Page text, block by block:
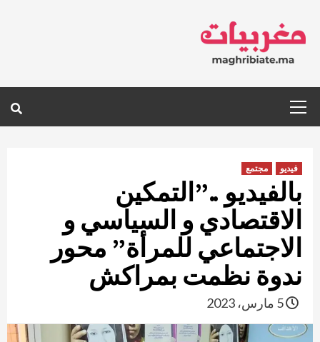
content
Menu
فيديو مجتمع
بالفيديو ..”التمكين
الاقتصادي و السياسي و
الاجتماعي للمرأة” محور
ندوة نظمت بمراكش